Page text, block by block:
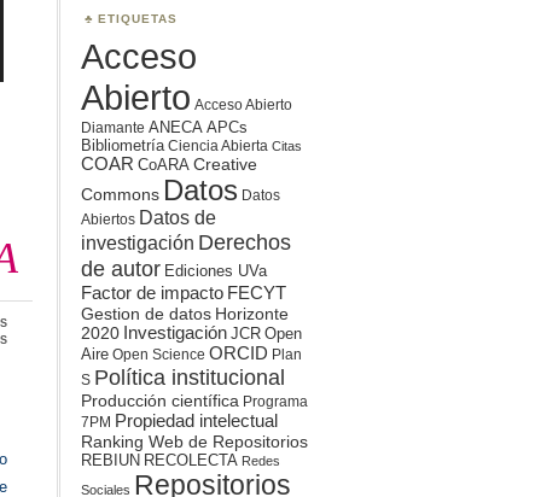
en
RECOLECTA
ETIQUETAS
Acceso
Abierto Acceso Abierto
Diamante ANECA APCs
Bibliometría Ciencia Abierta Citas
COAR CoARA Creative
Commons Datos Datos
Abiertos Datos de
investigación Derechos
de autor Ediciones UVa
Factor de impacto FECYT
Gestion de datos Horizonte
2020 Investigación JCR Open
Aire Open Science ORCID Plan
S Política institucional
Producción científica Programa
7PM Propiedad intelectual
Ranking Web de Repositorios
REBIUN RECOLECTA Redes
Sociales Repositorios